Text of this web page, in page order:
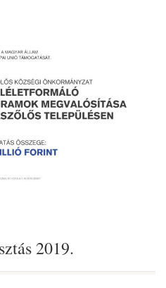
2019.